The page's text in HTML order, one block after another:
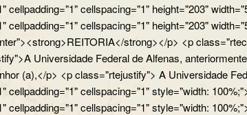
cellpadding="1" cellspacing="1" height="203"
cellpadding="1" cellspacing="1" height="203"
strong></p> <p
Universidade Federal de Alfenas,
(a),</p> <p class="rtejustify"> A Universidade
cellpadding="1" cellspacing="1" style="width:
cellpadding="1" cellspacing="1" style="width: